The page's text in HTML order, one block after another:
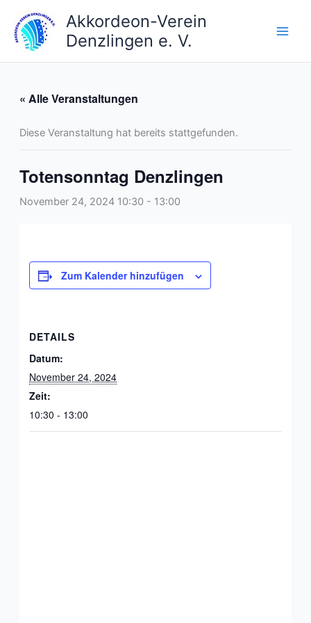
Inhalt
springen
Akkordeon-Verein
Denzlingen e. V.
« Alle Veranstaltungen
Diese Veranstaltung hat bereits stattgefunden.
Totensonntag Denzlingen
November 24, 2024 10:30- 13:00
Zum Kalender hinzufügen
DETAILS
Datum:
November 24, 2024
Zeit:
10:30 - 13:00